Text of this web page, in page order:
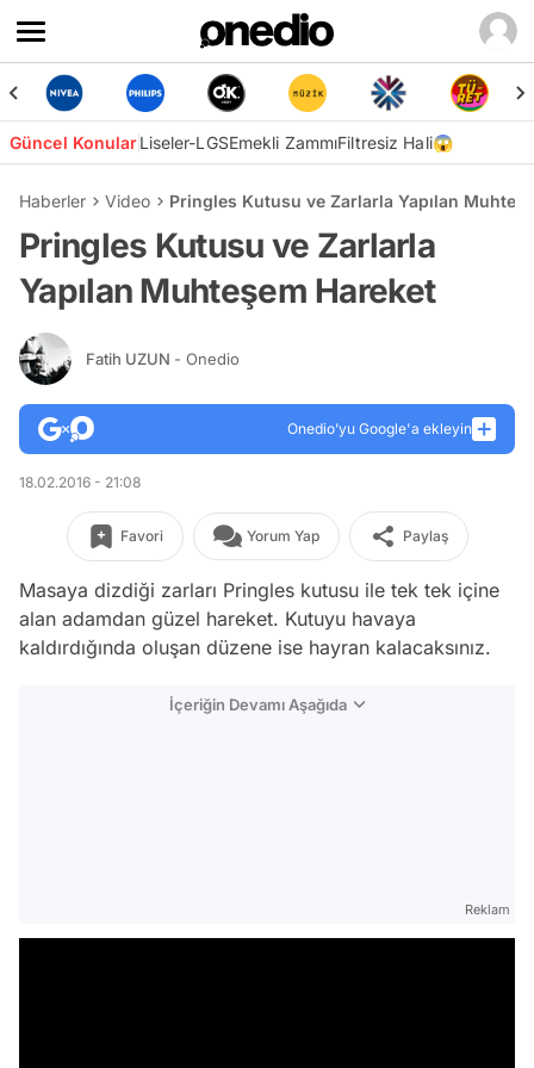
Güncel KonularLiseler-LGSEmekli ZammıFiltresiz Hali😱
Haberler Video Pringles Kutusu ve Zarlarla Yapılan
Pringles Kutusu ve Zarlarla
Yapılan Muhteşem Hareket
Fatih UZUN - Onedio
Onedio’yu Google'a ekleyin
18.02.2016 - 21:08
Favori Yorum Yap Paylaş
Masaya dizdiği zarları Pringles kutusu ile tek tek içine
alan adamdan güzel hareket. Kutuyu havaya
kaldırdığında oluşan düzene ise hayran kalacaksınız.
İçeriğin Devamı Aşağıda
Reklam